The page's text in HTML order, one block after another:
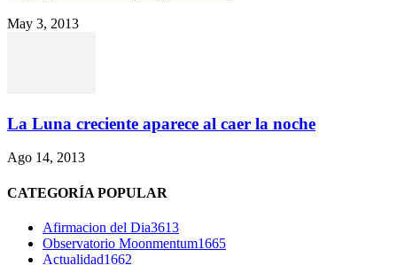
May 3, 2013
La Luna creciente aparece al caer la noche
Ago 14, 2013
CATEGORÍA POPULAR
Afirmacion del Dia3613
Observatorio Moonmentum1665
Actualidad1662